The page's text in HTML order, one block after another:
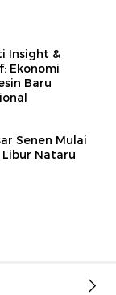
Insight &
Ekonomi
Baru
Senen Mulai
Nataru